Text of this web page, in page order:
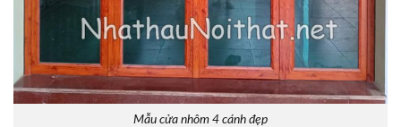
Mẫu cửa nhôm 4 cánh đẹp